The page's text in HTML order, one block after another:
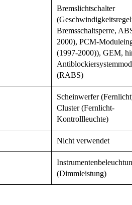
Bremslichtschalter
Bremsschaltsperre,
2000), PCM-
(1997-2000)), GEM,
(RABS)
Scheinwerfer
Cluster (Fernlicht-
Kontrollleuchte)
Nicht verwendet
(Dimmleistung)